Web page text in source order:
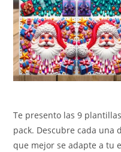
Te presento las 9
pack. Descubre cada una
que mejor se adapte a tu